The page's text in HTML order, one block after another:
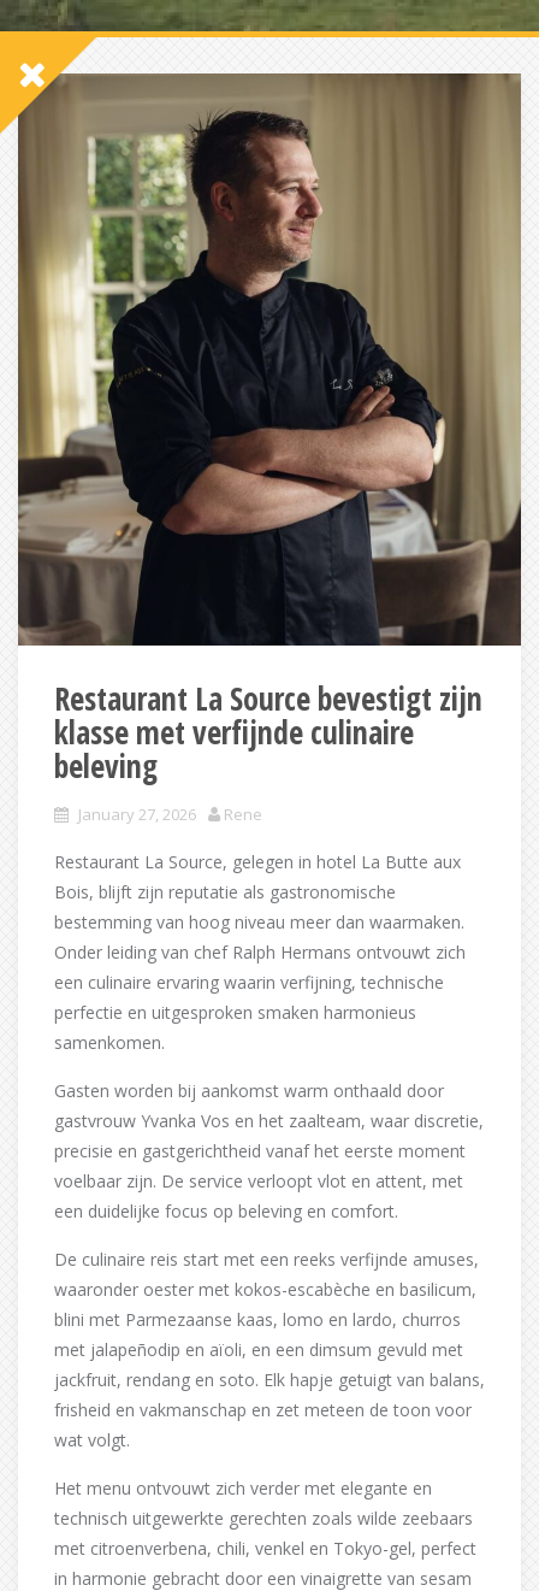
Restaurant La Source bevestigt zijn
klasse met verfijnde culinaire
beleving
January 27, 2026 Rene
Restaurant La Source, gelegen in hotel La Butte aux
Bois, blijft zijn reputatie als gastronomische
bestemming van hoog niveau meer dan waarmaken.
Onder leiding van chef Ralph Hermans ontvouwt zich
een culinaire ervaring waarin verfijning, technische
perfectie en uitgesproken smaken harmonieus
samenkomen.
Gasten worden bij aankomst warm onthaald door
gastvrouw Yvanka Vos en het zaalteam, waar discretie,
precisie en gastgerichtheid vanaf het eerste moment
voelbaar zijn. De service verloopt vlot en attent, met
een duidelijke focus op beleving en comfort.
De culinaire reis start met een reeks verfijnde amuses,
waaronder oester met kokos-escabèche en basilicum,
blini met Parmezaanse kaas, lomo en lardo, churros
met jalapeñodip en aïoli, en een dimsum gevuld met
jackfruit, rendang en soto. Elk hapje getuigt van balans,
frisheid en vakmanschap en zet meteen de toon voor
wat volgt.
Het menu ontvouwt zich verder met elegante en
technisch uitgewerkte gerechten zoals wilde zeebaars
met citroenverbena, chili, venkel en Tokyo-gel, perfect
in harmonie gebracht door een vinaigrette van sesam